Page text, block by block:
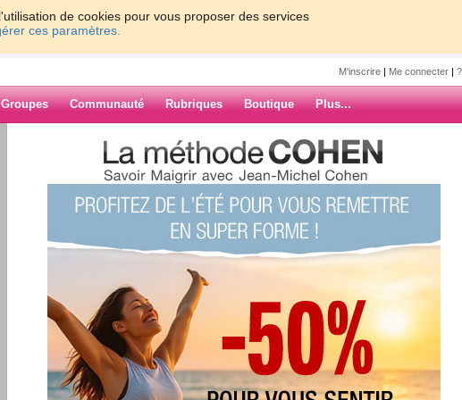
de cookies pour vous proposer des services
ces paramètres.
M'inscrire | Me connecter |
Groupes Communauté Rubriques Boutique Plus...
hui j ai travaillé pls que d habitude à la
je ne sais pas y aller . Sinon ça va à part le
regime que moi a dejà perdu 6kg et moi
ARCHIVES